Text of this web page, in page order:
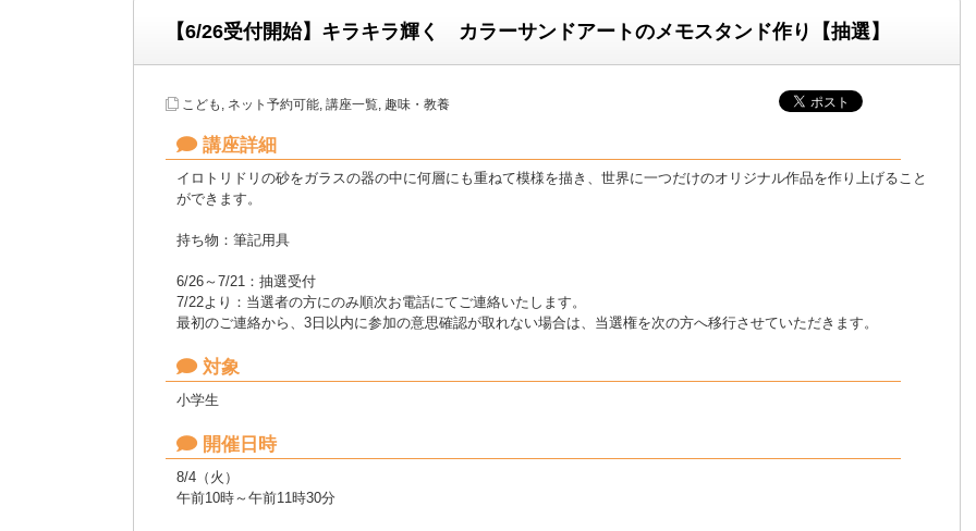
【6/26受付開始】キラキラ輝く カラーサンドアートのメモスタンド作り【抽選】
こども , ネット予約可能, 講座一覧, 趣味・教養
講座詳細
イロトリドリの砂をガラスの器の中に何層にも重ねて模様を描き、世界に一つだけのオリジナル作品を作り上げること
ができます。
持ち物：筆記用具
6/26～7/21：抽選受付
7/22より：当選者の方にのみ順次お電話にてご連絡いたします。
最初のご連絡から、3日以内に参加の意思確認が取れない場合は、当選権を次の方へ移行させていただきます。
対象
小学生
開催日時
8/4（火）
午前10時～午前11時30分